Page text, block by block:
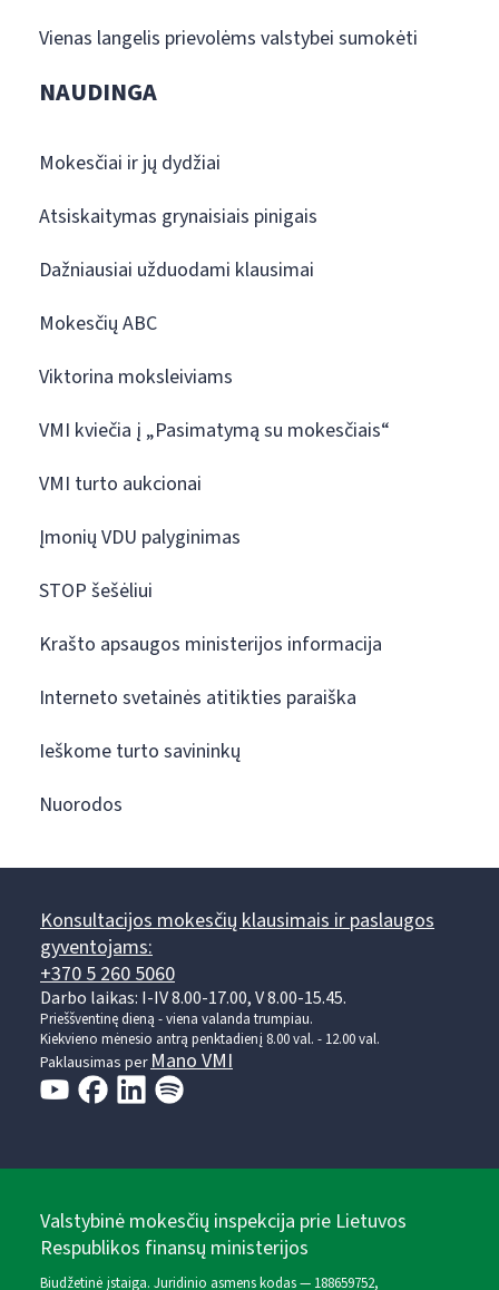
Vienas langelis prievolėms valstybei sumokėti
NAUDINGA
Mokesčiai ir jų dydžiai
Atsiskaitymas grynaisiais pinigais
Dažniausiai užduodami klausimai
Mokesčių ABC
Viktorina moksleiviams
VMI kviečia į „Pasimatymą su mokesčiais“
VMI turto aukcionai
Įmonių VDU palyginimas
STOP šešėliui
Krašto apsaugos ministerijos informacija
Interneto svetainės atitikties paraiška
Ieškome turto savininkų
Nuorodos
Konsultacijos mokesčių klausimais ir paslaugos
gyventojams:
+370 5 260 5060
Darbo laikas: I-IV 8.00-17.00, V 8.00-15.45.
Prieššventinę dieną - viena valanda trumpiau.
Kiekvieno mėnesio antrą penktadienį 8.00 val. - 12.00 val.
Paklausimas perMano VMI
Valstybinė mokesčių inspekcija prie Lietuvos
Respublikos finansų ministerijos
Biudžetinė įstaiga. Juridinio asmens kodas — 188659752,